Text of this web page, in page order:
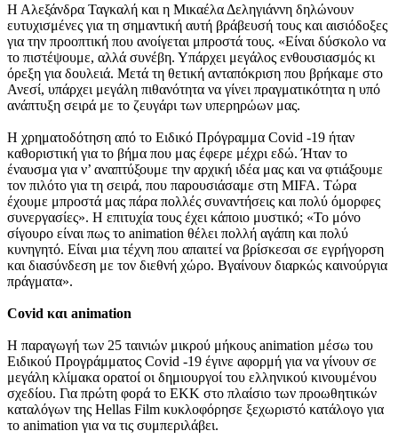
Η Αλεξάνδρα Ταγκαλή και η Μικαέλα Δεληγιάννη δηλώνουν
ευτυχισμένες για τη σημαντική αυτή βράβευσή τους και αισιόδοξες
για την προοπτική που ανοίγεται μπροστά τους. «Είναι δύσκολο να
το πιστέψουμε, αλλά συνέβη. Υπάρχει μεγάλος ενθουσιασμός κι
όρεξη για δουλειά. Μετά τη θετική ανταπόκριση που βρήκαμε στο
Ανεσί, υπάρχει μεγάλη πιθανότητα να γίνει πραγματικότητα η υπό
ανάπτυξη σειρά με το ζευγάρι των υπερηρώων μας.
Η χρηματοδότηση από το Ειδικό Πρόγραμμα Covid -19 ήταν
καθοριστική για το βήμα που μας έφερε μέχρι εδώ. Ήταν το
έναυσμα για ν’ αναπτύξουμε την αρχική ιδέα μας και να φτιάξουμε
τον πιλότο για τη σειρά, που παρουσιάσαμε στη MIFA. Τώρα
έχουμε μπροστά μας πάρα πολλές συναντήσεις και πολύ όμορφες
συνεργασίες». Η επιτυχία τους έχει κάποιο μυστικό; «Το μόνο
σίγουρο είναι πως το animation θέλει πολλή αγάπη και πολύ
κυνηγητό. Είναι μια τέχνη που απαιτεί να βρίσκεσαι σε εγρήγορση
και διασύνδεση με τον διεθνή χώρο. Βγαίνουν διαρκώς καινούργια
πράγματα».
Covid και animation
Η παραγωγή των 25 ταινιών μικρού μήκους animation μέσω του
Ειδικού Προγράμματος Covid -19 έγινε αφορμή για να γίνουν σε
μεγάλη κλίμακα ορατοί οι δημιουργοί του ελληνικού κινουμένου
σχεδίου. Για πρώτη φορά το ΕΚΚ στο πλαίσιο των προωθητικών
καταλόγων της Hellas Film κυκλοφόρησε ξεχωριστό κατάλογο για
το animation για να τις συμπεριλάβει.